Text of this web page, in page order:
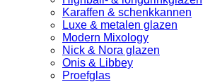
Karaffen & schenkkannen
Luxe & metalen glazen
Modern Mixology
Nick & Nora glazen
Onis & Libbey
Proefglas